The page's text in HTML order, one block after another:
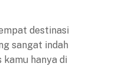
destinasi
sangat indah
hanya di